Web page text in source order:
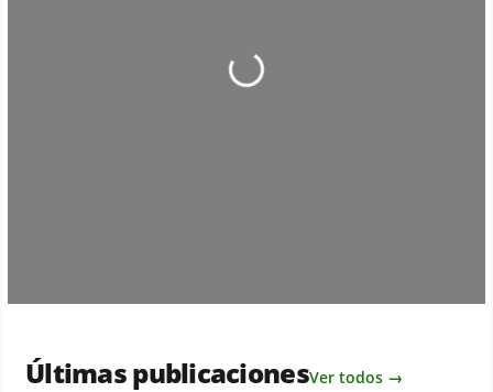
Loading...
Últimas publicacionesVer todos →